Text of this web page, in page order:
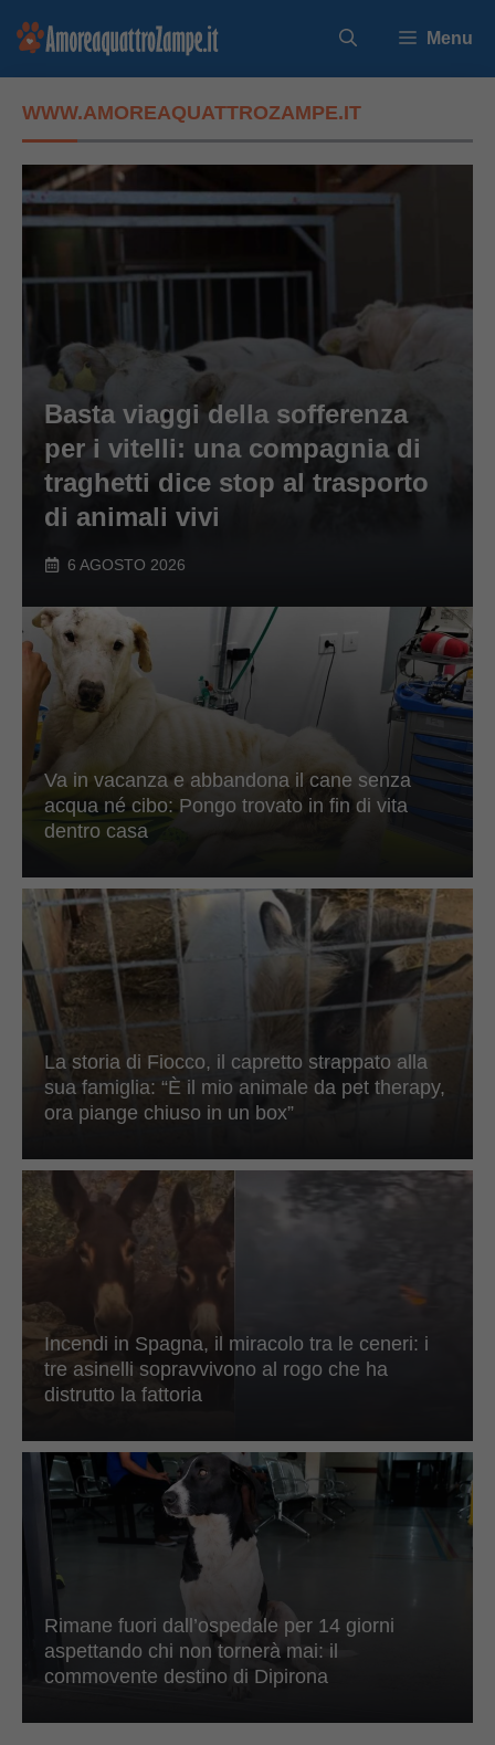
Vai
Menu
WWW.AMOREAQUATTROZAMPE.IT
Basta viaggi della sofferenza
per i vitelli: una compagnia di
traghetti dice stop al trasporto
di animali vivi
6 AGOSTO 2026
Va in vacanza e abbandona il cane senza
acqua né cibo: Pongo trovato in fin di vita
dentro casa
La storia di Fiocco, il capretto strappato alla
sua famiglia: “È il mio animale da pet therapy,
ora piange chiuso in un box”
Incendi in Spagna, il miracolo tra le ceneri: i
tre asinelli sopravvivono al rogo che ha
distrutto la fattoria
Rimane fuori dall’ospedale per 14 giorni
aspettando chi non tornerà mai: il
commovente destino di Dipirona